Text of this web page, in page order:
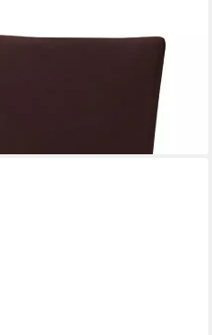
Lederstuhl mit
in Europa